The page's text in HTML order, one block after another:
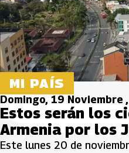
MI PAÍS
Domingo, 19 Noviembre
Estos serán los
Armenia por los
Este lunes 20 de